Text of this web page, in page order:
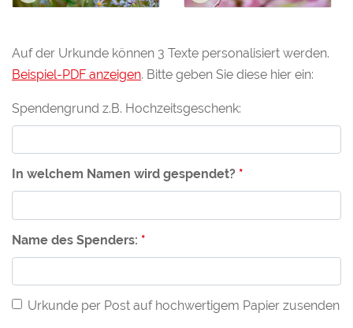
Auf der Urkunde können 3 Texte personalisiert werden.
Beispiel-PDF anzeigen. Bitte geben Sie diese hier ein:
Spendengrund z.B. Hochzeitsgeschenk:
In welchem Namen wird gespendet?
Name des Spenders:
Urkunde per Post auf hochwertigem Papier zusenden